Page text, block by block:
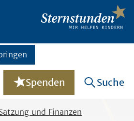
Spenden Suche
und Finanzen